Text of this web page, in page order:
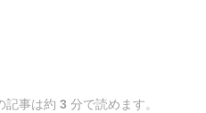
記事は約 3 分で読めます。